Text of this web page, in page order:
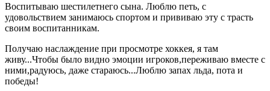
Воспитываю шестилетнего сына. Люблю петь, с
удовольствием занимаюсь спортом и прививаю эту с трасть
своим воспитанникам.
Получаю наслаждение при просмотре хоккея, я там
живу...Чтобы было видно эмоции игроков,переживаю вместе с
ними,радуюсь, даже стараюсь...Люблю запах льда, пота и
победы!